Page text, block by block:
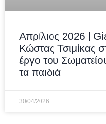
Απρίλιος 2026 |
Κώστας Τσιμίκας
έργο του
τα παιδιά
30/04/2026